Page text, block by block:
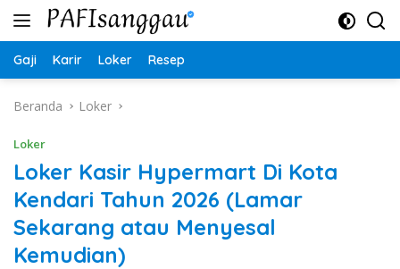
Langsung
Gaji Karir Loker Resep
Beranda Loker
Loker
Loker Kasir Hypermart Di Kota
Kendari Tahun 2026 (Lamar
Sekarang atau Menyesal
Kemudian)